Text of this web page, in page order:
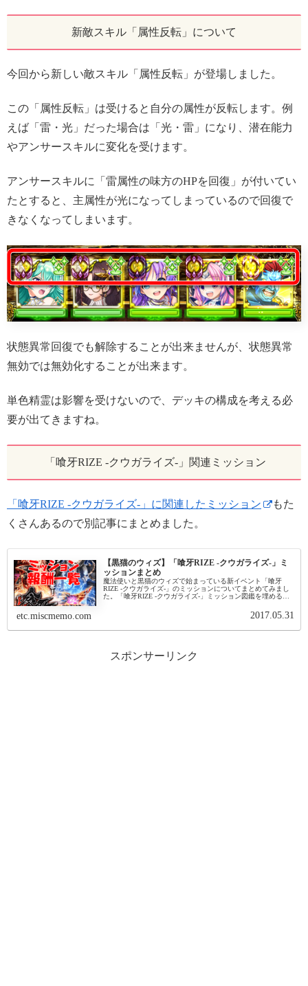
新敵スキル「属性反転」について
今回から新しい敵スキル「属性反転」が登場しました。
この「属性反転」は受けると自分の属性が反転します。例
えば「雷・光」だった場合は「光・雷」になり、潜在能力
やアンサースキルに変化を受けます。
アンサースキルに「雷属性の味方のHPを回復」が付いてい
たとすると、主属性が光になってしまっているので回復で
きなくなってしまいます。
状態異常回復でも解除することが出来ませんが、状態異常
無効では無効化することが出来ます。
単色精霊は影響を受けないので、デッキの構成を考える必
要が出てきますね。
「喰牙RIZE -クウガライズ-」関連ミッション
「喰牙RIZE -クウガライズ-」に関連したミッション
もた
くさんあるので別記事にまとめました。
【黒猫のウィズ】「喰牙RIZE -クウガライズ-」ミ
ッションまとめ
魔法使いと黒猫のウィズで始まっている新イベント「喰牙
RIZE -クウガライズ-」のミッションについてまとめてみまし
た。「喰牙RIZE -クウガライズ-」ミッション図鑑を埋めるミ
etc.miscmemo.com 2017.05.31
スポンサーリンク